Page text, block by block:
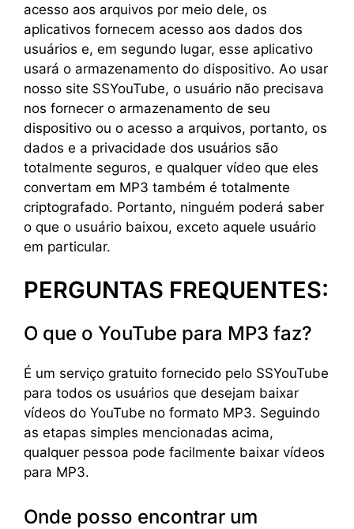
acesso aos arquivos por meio dele, os
aplicativos fornecem acesso aos dados dos
usuários e, em segundo lugar, esse aplicativo
usará o armazenamento do dispositivo. Ao usar
nosso site SSYouTube, o usuário não precisava
nos fornecer o armazenamento de seu
dispositivo ou o acesso a arquivos, portanto, os
dados e a privacidade dos usuários são
totalmente seguros, e qualquer vídeo que eles
convertam em MP3 também é totalmente
criptografado. Portanto, ninguém poderá saber
o que o usuário baixou, exceto aquele usuário
em particular.
PERGUNTAS FREQUENTES:
O que o YouTube para MP3 faz?
É um serviço gratuito fornecido pelo SSYouTube
para todos os usuários que desejam baixar
vídeos do YouTube no formato MP3. Seguindo
as etapas simples mencionadas acima,
qualquer pessoa pode facilmente baixar vídeos
para MP3.
Onde posso encontrar um